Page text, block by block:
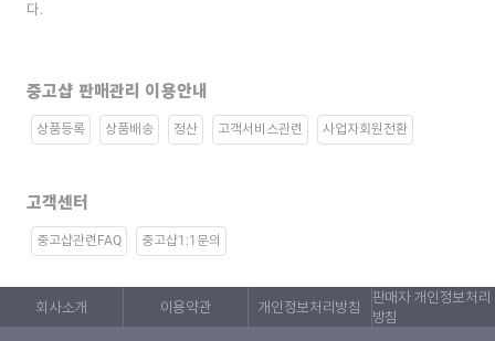
다.
중고샵 판매관리 이용안내
상품등록 상품배송 정산 고객서비스관련 사업자회원전환
고객센터
중고샵관련FAQ 중고샵1:1문의
회사소개 이용약관 개인정보처리방침
판매자 개인정보처리
방침